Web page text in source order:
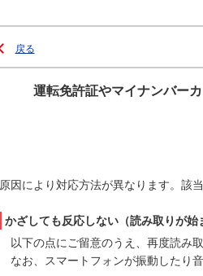
戻る
運転免許証やマイナンバー
原因により対応方法が異なります。該
かざしても反応しない（読み取りが始
以下の点にご留意のうえ、再度読み取
なお、スマートフォンが振動したり